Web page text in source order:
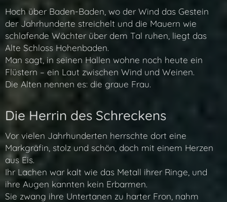
Hoch über Baden-Baden, wo der Wind das Gestein
der Jahrhunderte streichelt und die Mauern wie
schlafende Wächter über dem Tal ruhen, liegt das
Alte Schloss Hohenbaden.
Man sagt, in seinen Hallen wohne noch heute ein
Flüstern – ein Laut zwischen Wind und Weinen.
Die Alten nennen es: die graue Frau.
Die Herrin des Schreckens
Vor vielen Jahrhunderten herrschte dort eine
Markgräfin, stolz und schön, doch mit einem Herzen
aus Eis.
Ihr Lachen war kalt wie das Metall ihrer Ringe, und
ihre Augen kannten kein Erbarmen.
Sie zwang ihre Untertanen zu harter Fron, nahm